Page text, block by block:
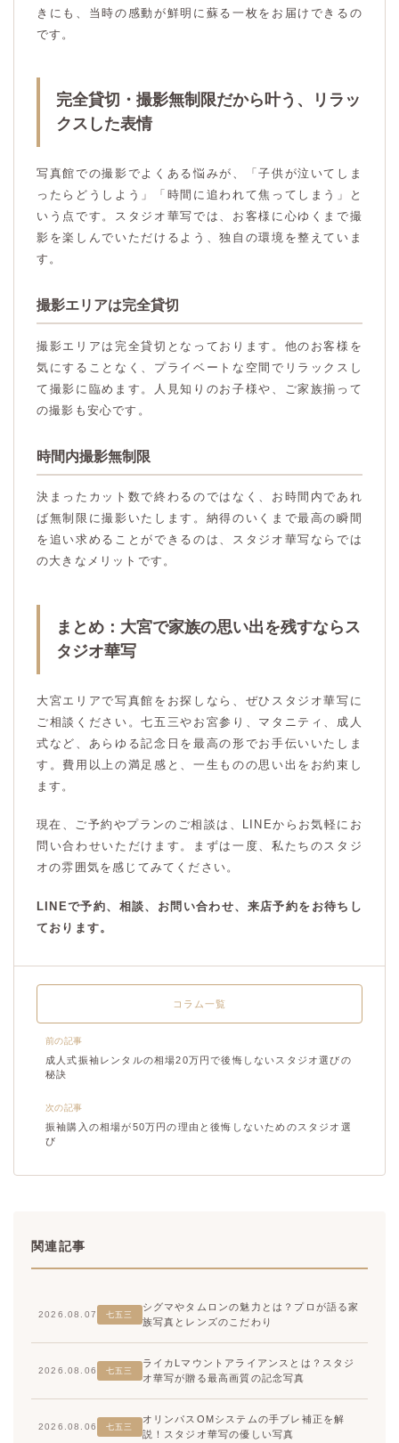
きにも、当時の感動が鮮明に蘇る一枚をお届けできるの
です。
完全貸切・撮影無制限だから叶う、リラッ
クスした表情
写真館での撮影でよくある悩みが、「子供が泣いてしま
ったらどうしよう」「時間に追われて焦ってしまう」と
いう点です。スタジオ華写では、お客様に心ゆくまで撮
影を楽しんでいただけるよう、独自の環境を整えていま
す。
撮影エリアは完全貸切
撮影エリアは完全貸切となっております。他のお客様を
気にすることなく、プライベートな空間でリラックスし
て撮影に臨めます。人見知りのお子様や、ご家族揃って
の撮影も安心です。
時間内撮影無制限
決まったカット数で終わるのではなく、お時間内であれ
ば無制限に撮影いたします。納得のいくまで最高の瞬間
を追い求めることができるのは、スタジオ華写ならでは
の大きなメリットです。
まとめ：大宮で家族の思い出を残すならス
タジオ華写
大宮エリアで写真館をお探しなら、ぜひスタジオ華写に
ご相談ください。七五三やお宮参り、マタニティ、成人
式など、あらゆる記念日を最高の形でお手伝いいたしま
す。費用以上の満足感と、一生ものの思い出をお約束し
ます。
現在、ご予約やプランのご相談は、LINEからお気軽にお
問い合わせいただけます。まずは一度、私たちのスタジ
オの雰囲気を感じてみてください。
LINEで予約、相談、お問い合わせ、来店予約をお待ちし
ております。
前の記事
成人式振袖レンタルの相場20万円で後悔しないスタジオ選びの
秘訣
コラム一覧
次の記事
振袖購入の相場が50万円の理由と後悔しないためのスタジオ選
び
関連記事
2026.08.07 七五三
シグマやタムロンの魅力とは？プロが語る家
族写真とレンズのこだわり
2026.08.06 七五三
ライカLマウントアライアンスとは？スタジ
オ華写が贈る最高画質の記念写真
2026.08.06 七五三
オリンパスOMシステムの手ブレ補正を解
説！スタジオ華写の優しい写真